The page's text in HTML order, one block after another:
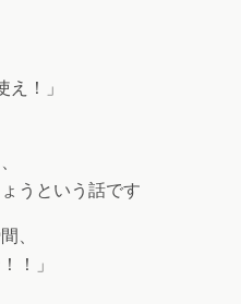
え！」
うという話です
、
！」